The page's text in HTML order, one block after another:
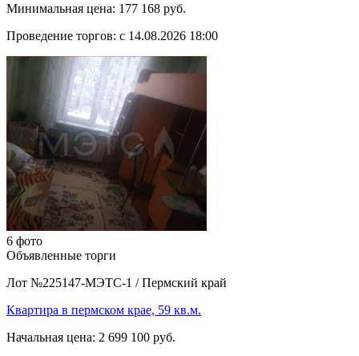
Минимальная цена: 177 168 руб.
Проведение торгов: с 14.08.2026 18:00
6 фото
Объявленные торги
Лот №225147-МЭТС-1 / Пермский край
Квартира в пермском крае, 59 кв.м.
Начальная цена: 2 699 100 руб.